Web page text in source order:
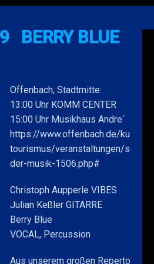
BERRY BLUE
Offenbach, Stadtmitte:
13:00 Uhr KOMM CENTER
15:00 Uhr Musikhaus Andre´
https://www.offenbach.de/kultur-
tourismus/veranstaltungen/
der-musik-1506.php#
Christoph Aupperle VIBES
Julian Keßler GITARRE
Berry Blue
VOCAL, Percussion
Aus unserem großen Repertoire....